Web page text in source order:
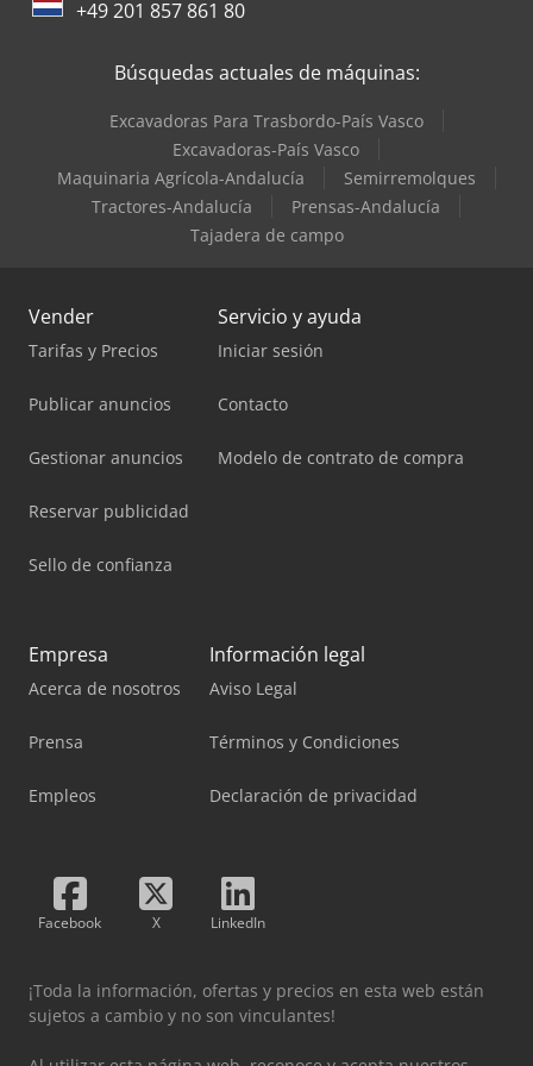
neumática Pesos Peso en vacío: 8.422 kg Carga útil: 12.078
BDH-3 Más información Comuníquese con Maurits Van
Giessen para obtener más información.
+49 201 857 861 80
Búsquedas actuales de máquinas:
Excavadoras Para Trasbordo-País Vasco
Excavadoras-País Vasco
Maquinaria Agrícola-Andalucía
Semirremolques
Tractores-Andalucía
Prensas-Andalucía
Tajadera de campo
Vender
Tarifas y Precios
Publicar anuncios
Gestionar anuncios
Reservar publicidad
Sello de confianza
Servicio y ayuda
Iniciar sesión
Contacto
Modelo de contrato de compra
Empresa
Acerca de nosotros
Prensa
Empleos
Información legal
Aviso Legal
Términos y Condiciones
Declaración de privacidad
Facebook X LinkedIn
¡Toda la información, ofertas y precios en esta web están
sujetos a cambio y no son vinculantes!